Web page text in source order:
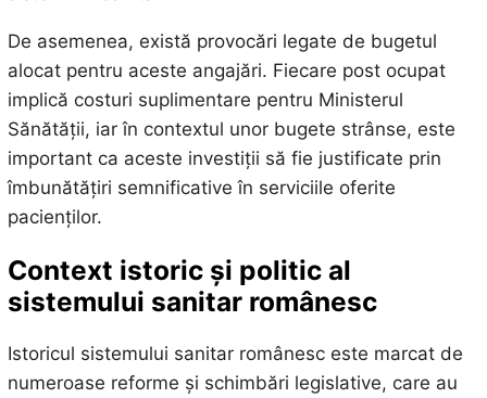
De asemenea, există provocări legate de bugetul
alocat pentru aceste angajări. Fiecare post ocupat
implică costuri suplimentare pentru Ministerul
Sănătății, iar în contextul unor bugete strânse, este
important ca aceste investiții să fie justificate prin
îmbunătățiri semnificative în serviciile oferite
pacienților.
Context istoric și politic al
sistemului sanitar românesc
Istoricul sistemului sanitar românesc este marcat de
numeroase reforme și schimbări legislative, care au